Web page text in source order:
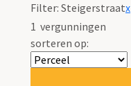
Filter: Steigerstraatx
1 vergunningen
sorteren op: